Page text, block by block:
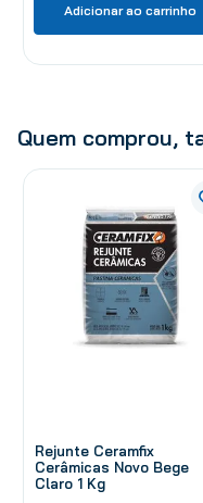
Adicionar ao carrinho
Quem comprou,
Rejunte Ceramfix
Cerâmicas Novo Bege
Claro 1 Kg